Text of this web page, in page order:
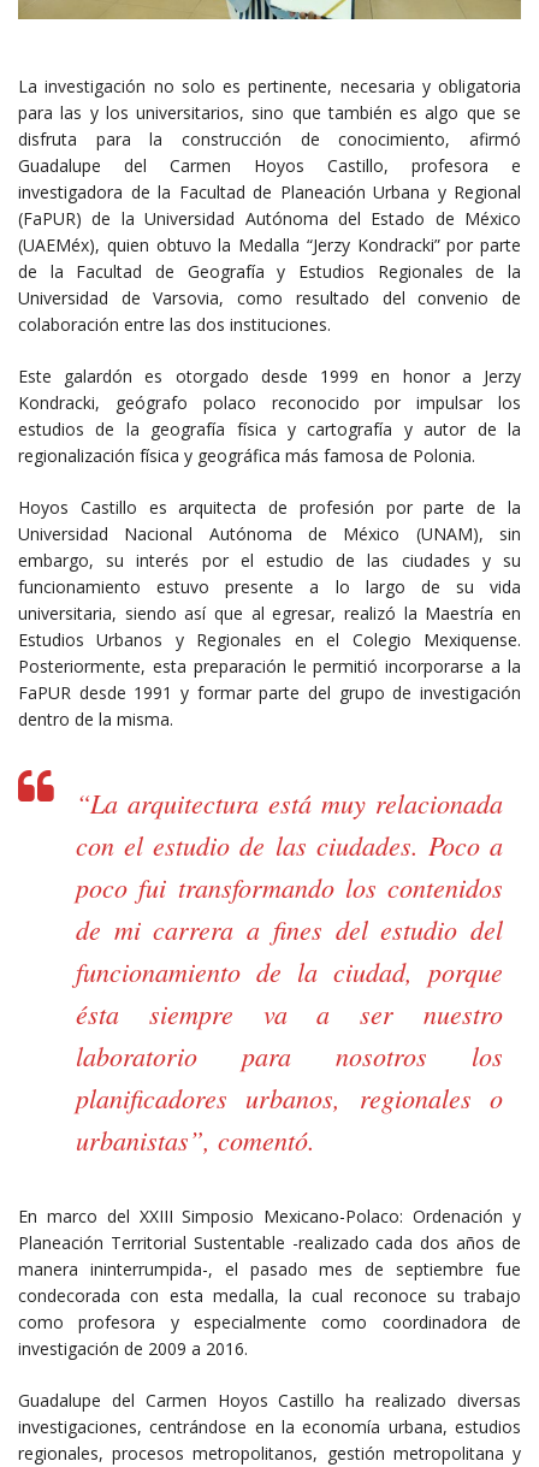
La investigación no solo es pertinente, necesaria y obligatoria
para las y los universitarios, sino que también es algo que se
disfruta para la construcción de conocimiento, afirmó
Guadalupe del Carmen Hoyos Castillo, profesora e
investigadora de la Facultad de Planeación Urbana y Regional
(FaPUR) de la Universidad Autónoma del Estado de México
(UAEMéx), quien obtuvo la Medalla “Jerzy Kondracki” por parte
de la Facultad de Geografía y Estudios Regionales de la
Universidad de Varsovia, como resultado del convenio de
colaboración entre las dos instituciones.
Este galardón es otorgado desde 1999 en honor a Jerzy
Kondracki, geógrafo polaco reconocido por impulsar los
estudios de la geografía física y cartografía y autor de la
regionalización física y geográfica más famosa de Polonia.
Hoyos Castillo es arquitecta de profesión por parte de la
Universidad Nacional Autónoma de México (UNAM), sin
embargo, su interés por el estudio de las ciudades y su
funcionamiento estuvo presente a lo largo de su vida
universitaria, siendo así que al egresar, realizó la Maestría en
Estudios Urbanos y Regionales en el Colegio Mexiquense.
Posteriormente, esta preparación le permitió incorporarse a la
FaPUR desde 1991 y formar parte del grupo de investigación
dentro de la misma.
“La arquitectura está muy relacionada
con el estudio de las ciudades. Poco a
poco fui transformando los contenidos
de mi carrera a fines del estudio del
funcionamiento de la ciudad, porque
ésta siempre va a ser nuestro
laboratorio para nosotros los
planificadores urbanos, regionales o
urbanistas”, comentó.
En marco del XXIII Simposio Mexicano-Polaco: Ordenación y
Planeación Territorial Sustentable -realizado cada dos años de
manera ininterrumpida-, el pasado mes de septiembre fue
condecorada con esta medalla, la cual reconoce su trabajo
como profesora y especialmente como coordinadora de
investigación de 2009 a 2016.
Guadalupe del Carmen Hoyos Castillo ha realizado diversas
investigaciones, centrándose en la economía urbana, estudios
regionales, procesos metropolitanos, gestión metropolitana y